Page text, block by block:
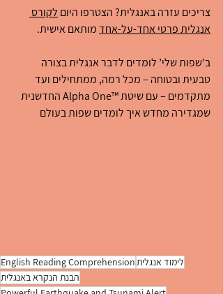
צריכים עזרה באנגלית? הצטרפו היום לקורס
אנגלית פרטי אחד-על-אחד מותאם אישית.
ב’שפות שלי’ לומדים לדבר אנגלית בצורה
טבעית ובטוחה – מכל רמה, ממתחילים ועד
מתקדמים – עם שיטת ™Alpha One החדשנית
שמגדירה מחדש איך לומדים שפות בעולם
לימוד אנגליתEnglish Reading Comprehension
הבנת הנקרא באנגלית